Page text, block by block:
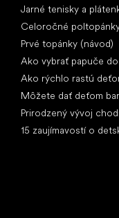
Jarné tenisky a
Celoročné
Prvé topánky (návod)
Ako vybrať papuče
Ako rýchlo rastú
Môžete dať deťom
Prirodzený vývoj
15 zaujímavostí o